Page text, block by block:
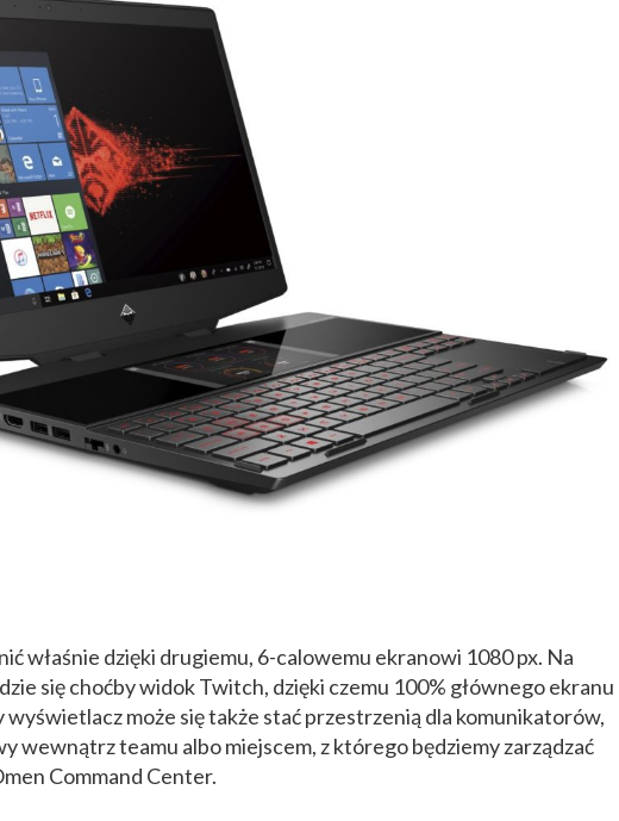
właśnie dzięki drugiemu, 6-calowemu ekranowi 1080 px. Na
się choćby widok Twitch, dzięki czemu 100% głównego ekranu
wyświetlacz może się także stać przestrzenią dla komunikatorów,
wewnątrz teamu albo miejscem, z którego będziemy zarządzać
Command Center.